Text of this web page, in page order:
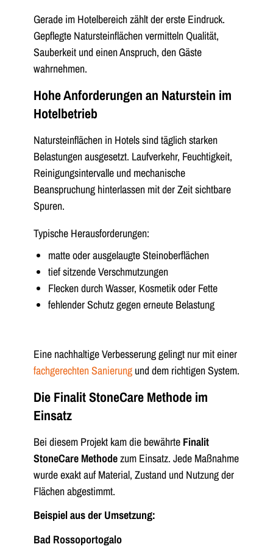
Gerade im Hotelbereich zählt der erste Eindruck.
Gepflegte Natursteinflächen vermitteln Qualität,
Sauberkeit und einen Anspruch, den Gäste
wahrnehmen.
Hohe Anforderungen an Naturstein im
Hotelbetrieb
Natursteinflächen in Hotels sind täglich starken
Belastungen ausgesetzt. Laufverkehr, Feuchtigkeit,
Reinigungsintervalle und mechanische
Beanspruchung hinterlassen mit der Zeit sichtbare
Spuren.
Typische Herausforderungen:
matte oder ausgelaugte Steinoberflächen
tief sitzende Verschmutzungen
Flecken durch Wasser, Kosmetik oder Fette
fehlender Schutz gegen erneute Belastung
Eine nachhaltige Verbesserung gelingt nur mit einer
fachgerechten Sanierung und dem richtigen System.
Die Finalit StoneCare Methode im
Einsatz
Bei diesem Projekt kam die bewährte Finalit
StoneCare Methodezum Einsatz. Jede Maßnahme
wurde exakt auf Material, Zustand und Nutzung der
Flächen abgestimmt.
Beispiel aus der Umsetzung:
Bad Rossoportogalo